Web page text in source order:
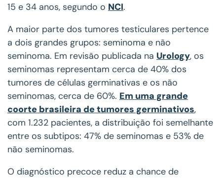
15 e 34 anos, segundo o NCI.
A maior parte dos tumores testiculares pertence
a dois grandes grupos: seminoma e não
seminoma. Em revisão publicada na Urology, os
seminomas representam cerca de 40% dos
tumores de células germinativas e os não
seminomas, cerca de 60%. Em uma grande
coorte brasileira de tumores germinativos,
com 1.232 pacientes, a distribuição foi semelhante
entre os subtipos: 47% de seminomas e 53% de
não seminomas.
O diagnóstico precoce reduz a chance de